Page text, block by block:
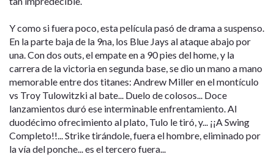
Y como si fuera poco, esta película pasó de drama a suspenso.
En la parte baja de la 9na, los Blue Jays al ataque abajo por
una. Con dos outs, el empate en a 90 pies del home, y la
carrera de la victoria en segunda base, se dio un mano a mano
memorable entre dos titanes: Andrew Miller en el montículo
vs Troy Tulowitzki al bate... Duelo de colosos... Doce
lanzamientos duró ese interminable enfrentamiento. Al
duodécimo ofrecimiento al plato, Tulo le tiró, y... ¡¡A Swing
Completo!!... Strike tirándole, fuera el hombre, eliminado por
la vía del ponche... es el tercero fuera...